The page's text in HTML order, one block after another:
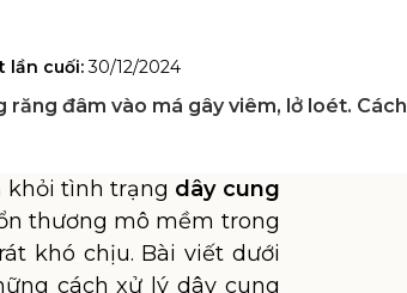
lần cuối:30/12/2024
đâm vào má gây viêm, lở loét. Cách
khỏi tình trạng dây cung
thương mô mềm trong
khó chịu. Bài viết dưới
cách xử lý dây cung